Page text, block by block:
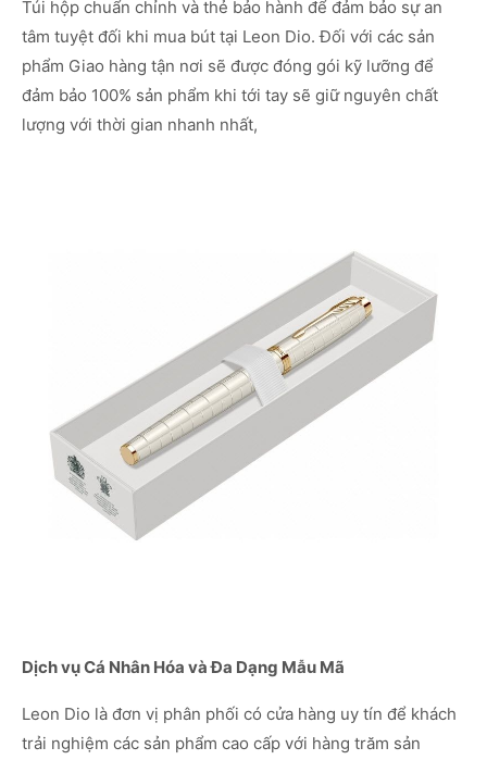
Túi hộp chuẩn chỉnh và thẻ bảo hành để đảm bảo sự an
tâm tuyệt đối khi mua bút tại Leon Dio. Đối với các sản
phẩm Giao hàng tận nơi sẽ được đóng gói kỹ lưỡng để
đảm bảo 100% sản phẩm khi tới tay sẽ giữ nguyên chất
lượng với thời gian nhanh nhất,
Dịch vụ Cá Nhân Hóa và Đa Dạng Mẫu Mã
Leon Dio là đơn vị phân phối có cửa hàng uy tín để khách
trải nghiệm các sản phẩm cao cấp với hàng trăm sản